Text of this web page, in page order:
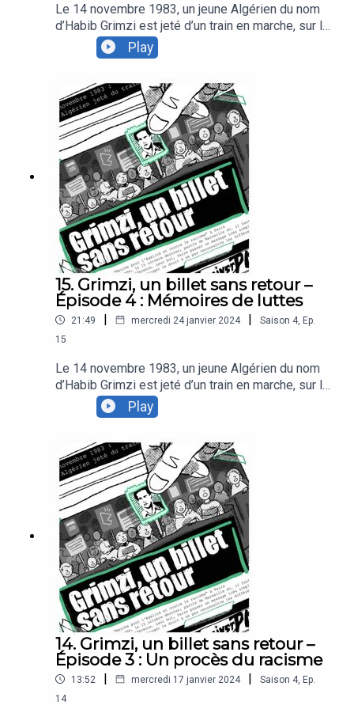
Le 14 novembre 1983, un jeune Algérien du nom
d’Habib Grimzi est jeté d’un train en marche, sur la
ligne Bordeaux-Vintimille. Plus qu’un simple fait-
divers, ce meurtre a joué un rôle capital dans
pleine Marche pour l’égalité et contre le racisme.
40 ans après, Podcastine revient sur cette
histoire souvent oubliée.Pour conclure notre
série, nous vous proposons un entretien avec son
auteur, Gabriel Taïeb.
Play
15. Grimzi, un billet sans retour –
Épisode 4 : Mémoires de luttes
21:49 | mercredi 24 janvier 2024 | Saison 4, Ep.
15
Le 14 novembre 1983, un jeune Algérien du nom
d’Habib Grimzi est jeté d’un train en marche, sur la
ligne Bordeaux-Vintimille. Plus qu’un simple fait-
divers, ce meurtre a joué un rôle capital dans
pleine Marche pour l’égalité et contre le racisme.
40 ans après, Podcastine revient sur cette
histoire souvent oubliée.Dans ce quatrième et
dernier épisode, nous revenons sur la
transmission mémorielle du meurtre de Habib
Grimzi et des mouvements sociaux initiés à cette
période.
Play
14. Grimzi, un billet sans retour –
Épisode 3 : Un procès du racisme
13:52 | mercredi 17 janvier 2024 | Saison 4, Ep.
14